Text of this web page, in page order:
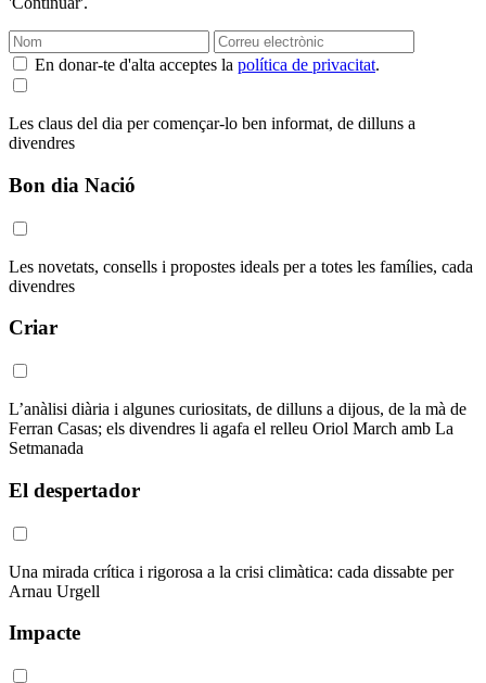
En donar-te d'alta acceptes la política de privacitat.
Les claus del dia per començar-lo ben informat, de dilluns a
divendres
Bon dia Nació
Les novetats, consells i propostes ideals per a totes les famílies, cada
divendres
Criar
L’anàlisi diària i algunes curiositats, de dilluns a dijous, de la mà de
Ferran Casas; els divendres li agafa el relleu Oriol March amb La
Setmanada
El despertador
Una mirada crítica i rigorosa a la crisi climàtica: cada dissabte per
Arnau Urgell
Impacte